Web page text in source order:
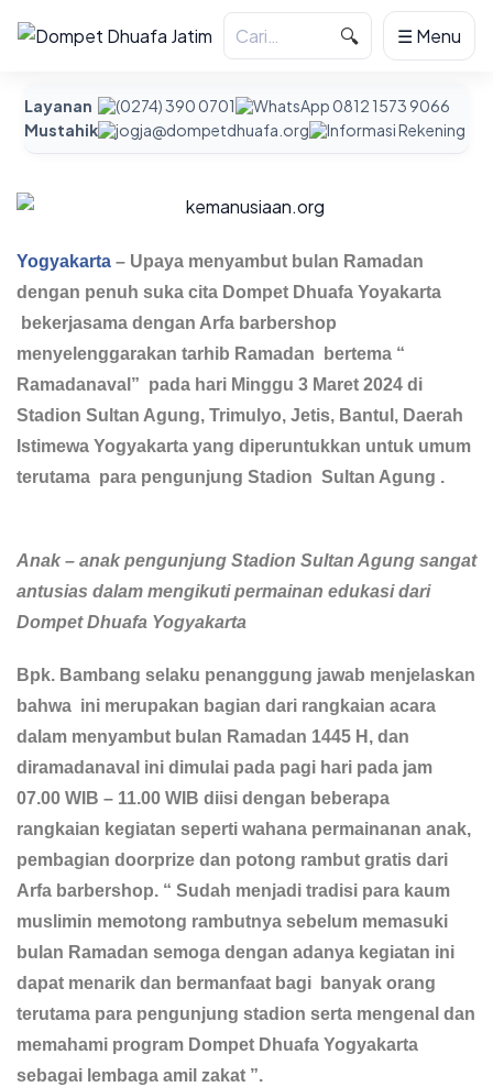
Layanan
Mustahik
(0274) 390 0701
WhatsApp 0812 1573 9066
jogja@dompetdhuafa.org
Informasi Rekening
🔍 ☰ Menu
Yogyakarta – Upaya menyambut bulan Ramadan
dengan penuh suka cita Dompet Dhuafa Yoyakarta
bekerjasama dengan Arfa barbershop
menyelenggarakan tarhib Ramadan bertema “
Ramadanaval” pada hari Minggu 3 Maret 2024 di
Stadion Sultan Agung, Trimulyo, Jetis, Bantul, Daerah
Istimewa Yogyakarta yang diperuntukkan untuk umum
terutama para pengunjung Stadion Sultan Agung .
Anak – anak pengunjung Stadion Sultan Agung sangat
antusias dalam mengikuti permainan edukasi dari
Dompet Dhuafa Yogyakarta
Bpk. Bambang selaku penanggung jawab menjelaskan
bahwa ini merupakan bagian dari rangkaian acara
dalam menyambut bulan Ramadan 1445 H, dan
diramadanaval ini dimulai pada pagi hari pada jam
07.00 WIB – 11.00 WIB diisi dengan beberapa
rangkaian kegiatan seperti wahana permainanan anak,
pembagian doorprize dan potong rambut gratis dari
Arfa barbershop. “ Sudah menjadi tradisi para kaum
muslimin memotong rambutnya sebelum memasuki
bulan Ramadan semoga dengan adanya kegiatan ini
dapat menarik dan bermanfaat bagi banyak orang
terutama para pengunjung stadion serta mengenal dan
memahami program Dompet Dhuafa Yogyakarta
sebagai lembaga amil zakat ”.